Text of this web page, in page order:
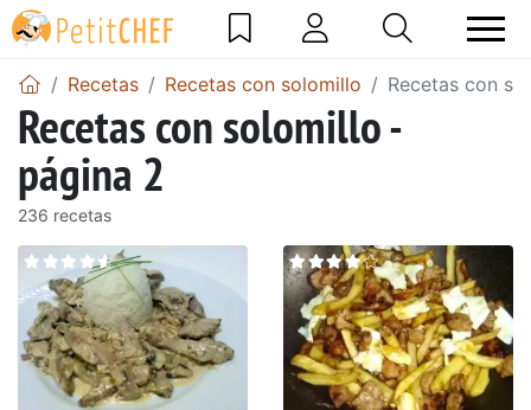
Recetas Recetas con solomillo Recetas con
Recetas con solomillo -
página 2
236 recetas